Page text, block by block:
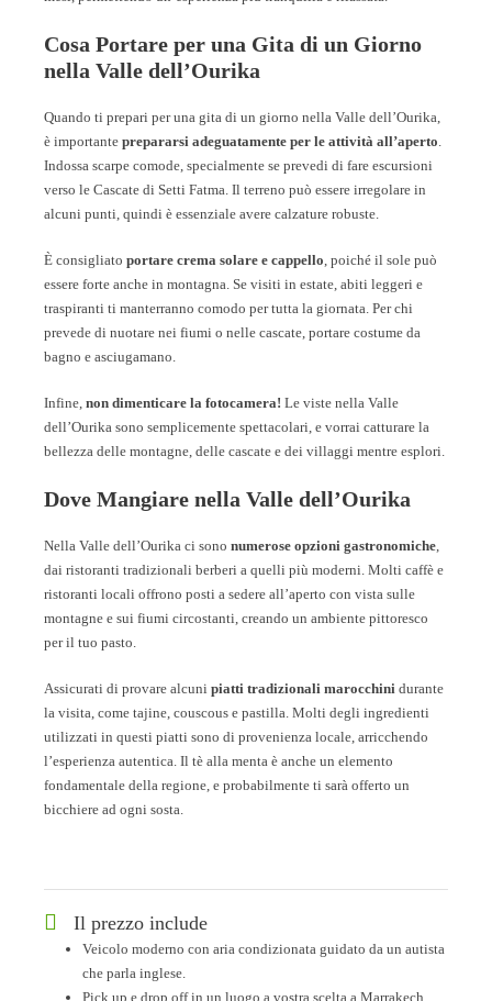
Cosa Portare per una Gita di un Giorno
nella Valle dell’Ourika
Quando ti prepari per una gita di un giorno nella Valle dell’Ourika,
è importante prepararsi adeguatamente per le attività all’aperto.
Indossa scarpe comode, specialmente se prevedi di fare escursioni
verso le Cascate di Setti Fatma. Il terreno può essere irregolare in
alcuni punti, quindi è essenziale avere calzature robuste.
È consigliato portare crema solare e cappello, poiché il sole può
essere forte anche in montagna. Se visiti in estate, abiti leggeri e
traspiranti ti manterranno comodo per tutta la giornata. Per chi
prevede di nuotare nei fiumi o nelle cascate, portare costume da
bagno e asciugamano.
Infine, non dimenticare la fotocamera! Le viste nella Valle
dell’Ourika sono semplicemente spettacolari, e vorrai catturare la
bellezza delle montagne, delle cascate e dei villaggi mentre esplori.
Dove Mangiare nella Valle dell’Ourika
Nella Valle dell’Ourika ci sono numerose opzioni gastronomiche,
dai ristoranti tradizionali berberi a quelli più moderni. Molti caffè e
ristoranti locali offrono posti a sedere all’aperto con vista sulle
montagne e sui fiumi circostanti, creando un ambiente pittoresco
per il tuo pasto.
Assicurati di provare alcuni piatti tradizionali marocchini durante
la visita, come tajine, couscous e pastilla. Molti degli ingredienti
utilizzati in questi piatti sono di provenienza locale, arricchendo
l’esperienza autentica. Il tè alla menta è anche un elemento
fondamentale della regione, e probabilmente ti sarà offerto un
bicchiere ad ogni sosta.
Il prezzo include
Veicolo moderno con aria condizionata guidato da un autista
che parla inglese.
Pick up e drop off in un luogo a vostra scelta a Marrakech.